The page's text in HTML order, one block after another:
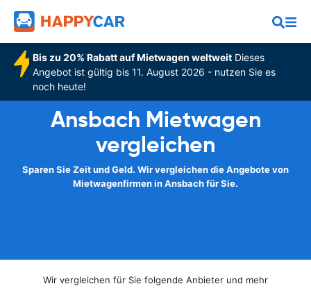
Bis zu 20% Rabatt auf Mietwagen weltweitDieses
Angebot ist gültig bis 11. August 2026 - nutzen Sie es
noch heute!
Ansbach Mietwagen
vergleichen
Sparen Sie Zeit und Geld. Wir vergleichen die Angebote von
Mietwagenfirmen in Ansbach für Sie.
Wir vergleichen für Sie folgende Anbieter und mehr